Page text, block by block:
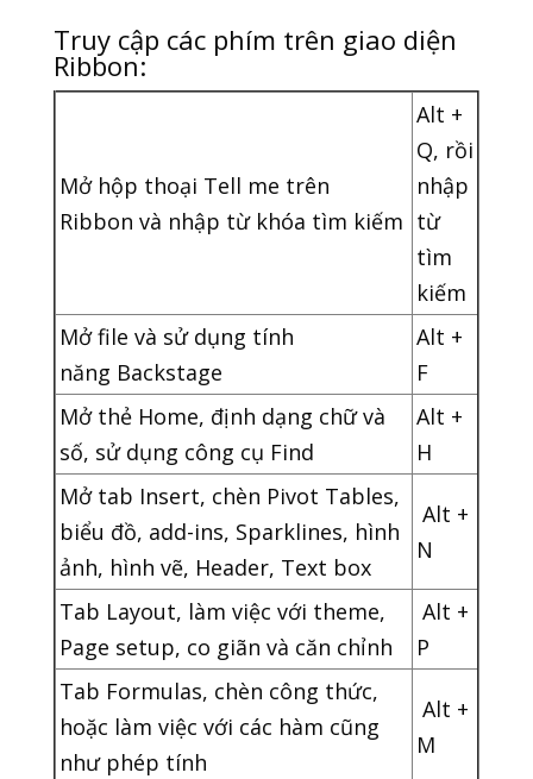
Truy cập các phím trên giao diện
Ribbon:
Mở hộp thoại Tell me trên
Ribbon và nhập từ khóa tìm kiếm
Alt +
Q, rồi
nhập
từ
tìm
kiếm
Mở file và sử dụng tính
năng Backstage
Alt +
F
Mở thẻ Home, định dạng chữ và
số, sử dụng công cụ Find
Alt +
H
Mở tab Insert, chèn Pivot Tables,
biểu đồ, add-ins, Sparklines, hình
ảnh, hình vẽ, Header, Text box
Alt +
N
Tab Layout, làm việc với theme,
Page setup, co giãn và căn chỉnh
Alt +
P
Tab Formulas, chèn công thức,
hoặc làm việc với các hàm cũng
như phép tính
Alt +
M